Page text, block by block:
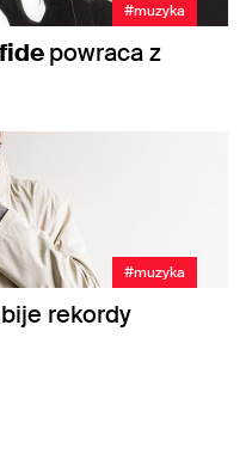
#muzyka
powraca z
#muzyka
bije rekordy